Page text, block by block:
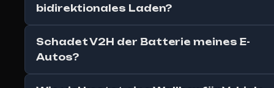
bidirektionales Laden?
Schadet V2H der Batterie meines E-
Autos?